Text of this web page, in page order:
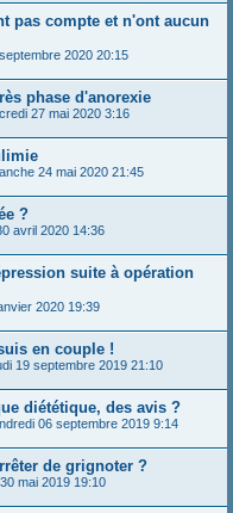
pas compte et n'ont aucun
2020 20:15
phase d'anorexie
27 mai 2020 3:16
24 mai 2020 21:45
?
avril 2020 14:36
suite à opération
2020 19:39
en couple !
19 septembre 2019 21:10
diététique, des avis ?
06 septembre 2019 9:14
de grignoter ?
mai 2019 19:10